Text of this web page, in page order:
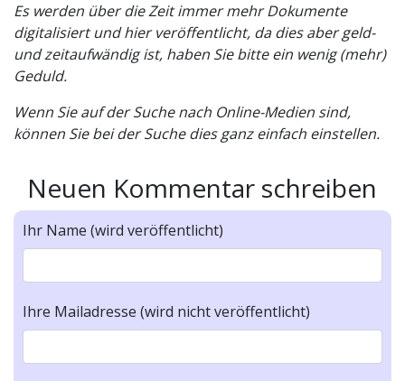
Es werden über die Zeit immer mehr Dokumente
digitalisiert und hier veröffentlicht, da dies aber geld-
und zeitaufwändig ist, haben Sie bitte ein wenig (mehr)
Geduld.
Wenn Sie auf der Suche nach Online-Medien sind,
können Sie bei der Suche dies ganz einfach einstellen.
Neuen Kommentar schreiben
Ihr Name (wird veröffentlicht)
Ihre Mailadresse (wird nicht veröffentlicht)